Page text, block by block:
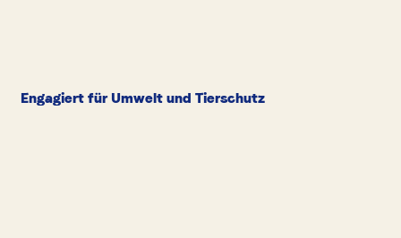
Engagiert für Umwelt und Tierschutz